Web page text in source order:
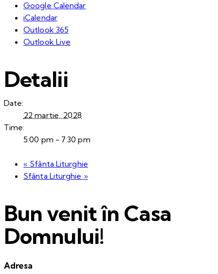
Google Calendar
iCalendar
Outlook 365
Outlook Live
Detalii
Date:
22 martie, 2028
Time:
5:00 pm - 7:30 pm
« Sfânta Liturghie
Sfânta Liturghie »
Bun venit în Casa
Domnului!
Adresa